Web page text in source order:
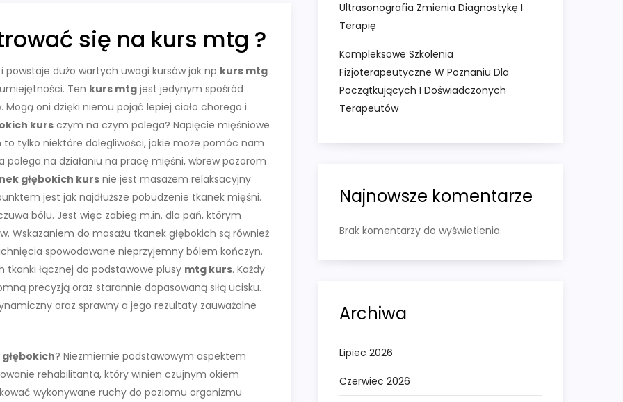
się na kurs mtg ?
powstaje dużo wartych uwagi kursów jak np kurs mtg
Ten kurs mtg jest jedynym spośród
oni dzięki niemu pojąć lepiej ciało chorego i
kurs czym na czym polega? Napięcie mięśniowe
tylko niektóre dolegliwości, jakie może pomóc nam
polega na działaniu na pracę mięśni, wbrew pozorom
głębokich kurs nie jest masażem relaksacyjny
jest jak najdłuższe pobudzenie tkanek mięśni.
bólu. Jest więc zabieg m.in. dla pań, którym
Wskazaniem do masażu tkanek głębokich są również
spowodowane nieprzyjemny bólem kończyn.
tkanki łącznej do podstawowe plusy mtg kurs. Każdy
precyzją oraz starannie dopasowaną siłą ucisku.
oraz sprawny a jego rezultaty zauważalne
? Niezmiernie podstawowym aspektem
rehabilitanta, który winien czujnym okiem
wykonywane ruchy do poziomu organizmu
Ultrasonografia Zmienia Diagnostykę I
Terapię
Kompleksowe Szkolenia
Fizjoterapeutyczne W Poznaniu Dla
Początkujących I Doświadczonych
Terapeutów
Najnowsze komentarze
Brak komentarzy do wyświetlenia.
Archiwa
Lipiec 2026
Czerwiec 2026